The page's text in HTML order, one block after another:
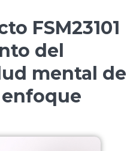
FSM23101
del
mental de
enfoque